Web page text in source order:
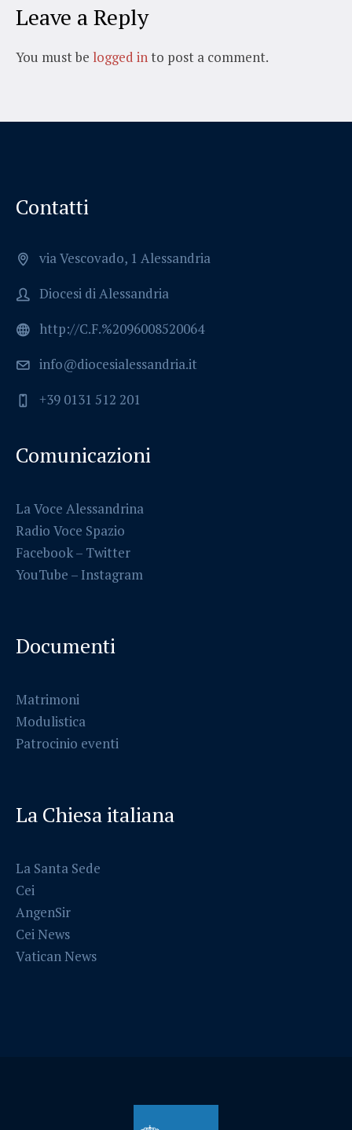
Leave a Reply
You must be logged into post a comment.
Contatti
via Vescovado, 1 Alessandria
Diocesi di Alessandria
http://C.F.%2096008520064
info@diocesialessandria.it
+39 0131 512 201
Comunicazioni
La Voce Alessandrina
Radio Voce Spazio
Facebook– Twitter
YouTube – Instagram
Documenti
Matrimoni
Modulistica
Patrocinio eventi
La Chiesa italiana
La Santa Sede
Cei
AngenSir
Cei News
Vatican News